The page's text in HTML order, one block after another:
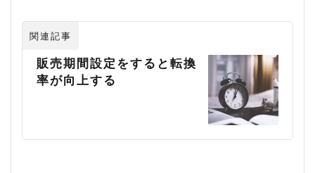
関連記事
販売期間設定をすると転換
率が向上する